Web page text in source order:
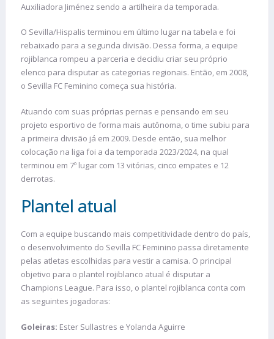
Auxiliadora Jiménez sendo a artilheira da temporada.
O Sevilla/Hispalis terminou em último lugar na tabela e foi
rebaixado para a segunda divisão. Dessa forma, a equipe
rojiblanca rompeu a parceria e decidiu criar seu próprio
elenco para disputar as categorias regionais. Então, em 2008,
o Sevilla FC Feminino começa sua história.
Atuando com suas próprias pernas e pensando em seu
projeto esportivo de forma mais autônoma, o time subiu para
a primeira divisão já em 2009. Desde então, sua melhor
colocação na liga foi a da temporada 2023/2024, na qual
terminou em 7º lugar com 13 vitórias, cinco empates e 12
derrotas.
Plantel atual
Com a equipe buscando mais competitividade dentro do país,
o desenvolvimento do Sevilla FC Feminino passa diretamente
pelas atletas escolhidas para vestir a camisa. O principal
objetivo para o plantel rojiblanco atual é disputar a
Champions League. Para isso, o plantel rojiblanca conta com
as seguintes jogadoras:
Goleiras: Ester Sullastres e Yolanda Aguirre